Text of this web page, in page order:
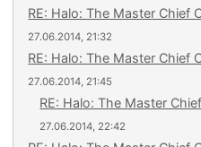
RE: Halo: The Master Chief
27.06.2014, 21:32
RE: Halo: The Master Chief
27.06.2014, 21:45
RE: Halo: The Master
27.06.2014, 22:42